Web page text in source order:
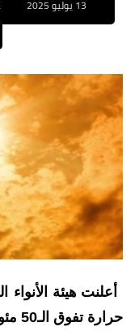
أعلنت هيئة
حرارة تفوق الـ50 مئوية في العراق.